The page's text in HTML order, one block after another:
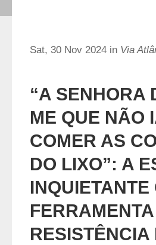
Sat, 30 Nov 2024 in Via
“A SENHORA
ME QUE NÃO
COMER AS
DO LIXO”: A
INQUIETANTE
RESISTÊNCIA